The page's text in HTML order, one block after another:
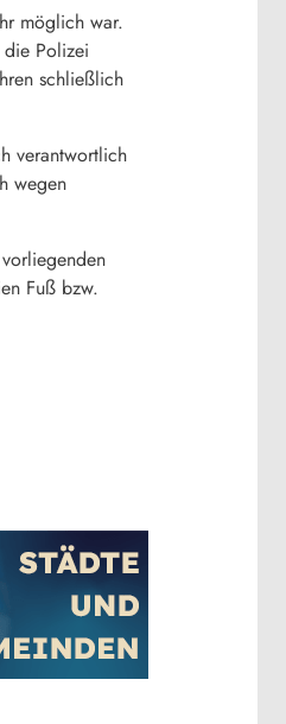
möglich war.
Polizei
schließlich
verantwortlich
wegen
Fuß bzw.